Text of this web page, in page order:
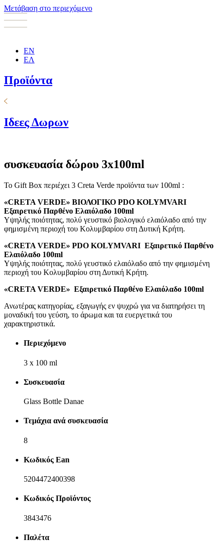
Μετάβαση στο περιεχόμενο
EN
ΕΛ
Προϊόντα
Ιδεες Δωρων
συσκευασία δώρου 3x100ml
To Gift Box περιέχει 3 Creta Verde προϊόντα των 100ml :
«CRETA VERDE» ΒΙΟΛΟΓΙΚΟ PDO KOLYMVARI
Εξαιρετικό Παρθένο Ελαιόλαδο 100ml
Υψηλής ποιότητας, πολύ γευστικό βιολογικό ελαιόλαδο από την
φημισμένη περιοχή του Κολυμβαρίου στη Δυτική Κρήτη.
«CRETA VERDE» PDO KOLYMVARI Εξαιρετικό Παρθένο
Ελαιόλαδο 100ml
Υψηλής ποιότητας, πολύ γευστικό ελαιόλαδο από την φημισμένη
περιοχή του Κολυμβαρίου στη Δυτική Κρήτη.
«CRETA VERDE» Εξαιρετικό Παρθένο Ελαιόλαδο 100ml
Ανωτέρας κατηγορίας, εξαγωγής εν ψυχρώ για να διατηρήσει τη
μοναδική του γεύση, το άρωμα και τα ευεργετικά του
χαρακτηριστικά.
Περιεχόμενο
3 x 100 ml
Συσκευασία
Glass Bottle Danae
Τεμάχια ανά συσκευασία
8
Κωδικός Ean
5204472400398
Κωδικός Προϊόντος
3843476
Παλέτα